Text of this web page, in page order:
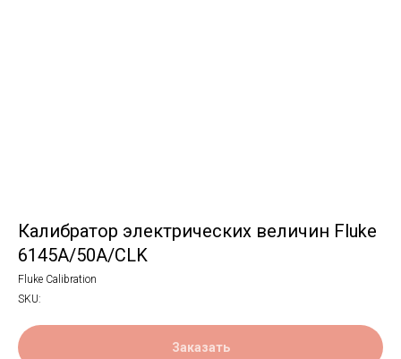
Калибратор электрических величин Fluke
6145A/50A/CLK
Fluke Calibration
SKU:
Заказать